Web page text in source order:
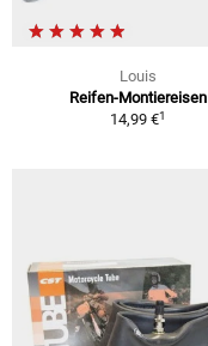
Louis
Reifen-Montiereisen
14,99 €1